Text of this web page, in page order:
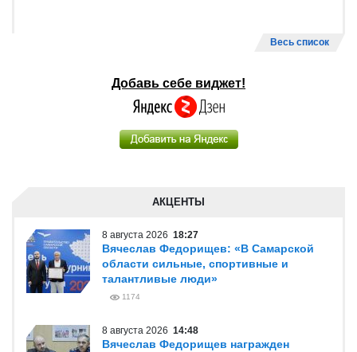
Весь список
Добавь себе виджет!
АКЦЕНТЫ
8 августа 2026 18:27
Вячеслав Федорищев: «В Самарской
области сильные, спортивные и
талантливые люди»
1174
8 августа 2026 14:48
Вячеслав Федорищев награжден